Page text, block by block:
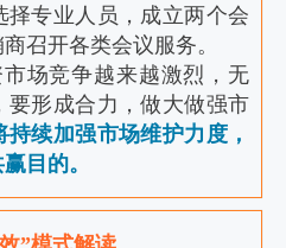
专业人员，成立两个会
召开各类会议服务。
场竞争越来越激烈，无
要形成合力，做大做强市
续加强市场维护力度，
目的。